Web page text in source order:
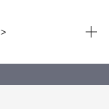
談の傾向
現在